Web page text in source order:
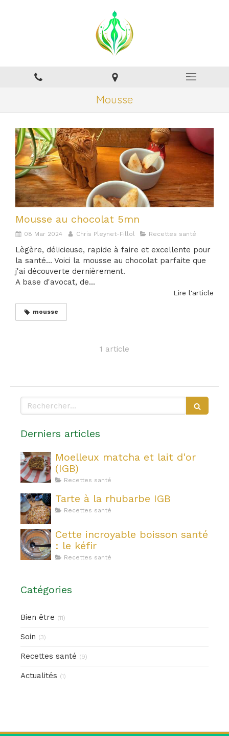
Mousse
Mousse au chocolat 5mn
08 Mar 2024 Chris Pleynet-Fillol Recettes santé
Lègère, délicieuse, rapide à faire et excellente pour
la santé... Voici la mousse au chocolat parfaite que
j'ai découverte dernièrement.
A base d'avocat, de...
Lire l'article
mousse
1 article
Rechercher
Derniers articles
Moelleux matcha et lait d'or
(IGB)
Recettes santé
Tarte à la rhubarbe IGB
Recettes santé
Cette incroyable boisson santé
: le kéfir
Recettes santé
Catégories
Bien être (11)
Soin (3)
Recettes santé (9)
Actualités (1)